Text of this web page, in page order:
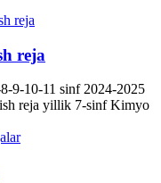
reja
9-10-11 sinf 2024-2025
reja yillik 7-sinf Kimyo